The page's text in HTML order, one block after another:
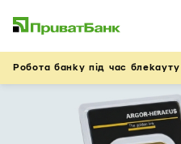
Робота банку під час блекауту